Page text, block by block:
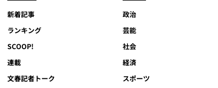
新着記事
ランキング
SCOOP!
連載
文春記者トーク
政治
芸能
社会
経済
スポーツ